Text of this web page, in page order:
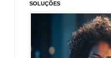
SOLUÇÕES